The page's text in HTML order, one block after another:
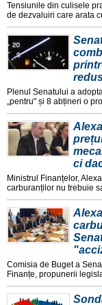
Tensiunile din culisele
de dezvaluiri care arata
Plenul Senatului a
„pentru" și 8 abțineri o
ci
Ministrul Finanțelor,
carburanților nu trebuie
Comisia de Buget a
Finanțe, propunerii